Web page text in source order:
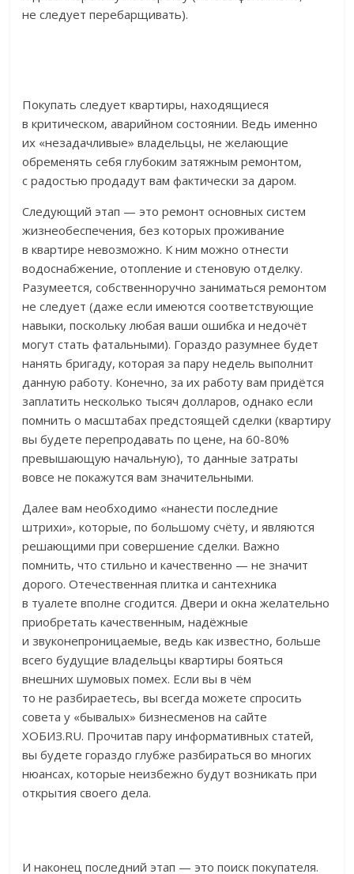
не следует перебарщивать).
Покупать следует квартиры, находящиеся
в критическом, аварийном состоянии. Ведь именно
их «незадачливые» владельцы, не желающие
обременять себя глубоким затяжным ремонтом,
с радостью продадут вам фактически за даром.
Следующий этап — это ремонт основных систем
жизнеобеспечения, без которых проживание
в квартире невозможно. К ним можно отнести
водоснабжение, отопление и стеновую отделку.
Разумеется, собственноручно заниматься ремонтом
не следует (даже если имеются соответствующие
навыки, поскольку любая ваши ошибка и недочёт
могут стать фатальными). Гораздо разумнее будет
нанять бригаду, которая за пару недель выполнит
данную работу. Конечно, за их работу вам придётся
заплатить несколько тысяч долларов, однако если
помнить о масштабах предстоящей сделки (квартиру
вы будете перепродавать по цене, на 60-80%
превышающую начальную), то данные затраты
вовсе не покажутся вам значительными.
Далее вам необходимо «нанести последние
штрихи», которые, по большому счёту, и являются
решающими при совершение сделки. Важно
помнить, что стильно и качественно — не значит
дорого. Отечественная плитка и сантехника
в туалете вполне сгодится. Двери и окна желательно
приобретать качественным, надёжные
и звуконепроницаемые, ведь как известно, больше
всего будущие владельцы квартиры бояться
внешних шумовых помех. Если вы в чём
то не разбираетесь, вы всегда можете спросить
совета у «бывалых» бизнесменов на сайте
ХОБИЗ.RU. Прочитав пару информативных статей,
вы будете гораздо глубже разбираться во многих
нюансах, которые неизбежно будут возникать при
открытия своего дела.
И наконец последний этап — это поиск покупателя.